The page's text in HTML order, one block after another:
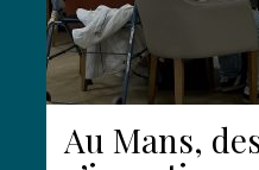
Au Mans,